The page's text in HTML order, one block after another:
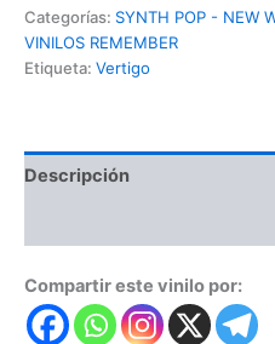
So
Lonely
1982
Categorías: SYNTH POP - NEW
VINILOS REMEMBER
Etiqueta: Vertigo
Descripción
Compartir este vinilo por: